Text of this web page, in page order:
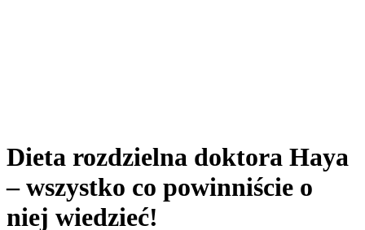
Dieta rozdzielna doktora Haya
– wszystko co powinniście o
niej wiedzieć!